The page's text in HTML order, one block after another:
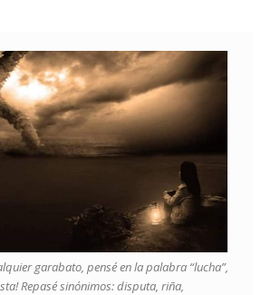
garabato, pensé en la palabra “lucha”,
Repasé sinónimos: disputa, riña,